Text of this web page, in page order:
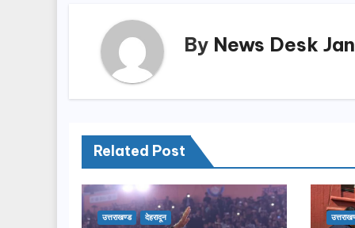
By News Desk
Related Post
उत्तराखण्ड देहरादून